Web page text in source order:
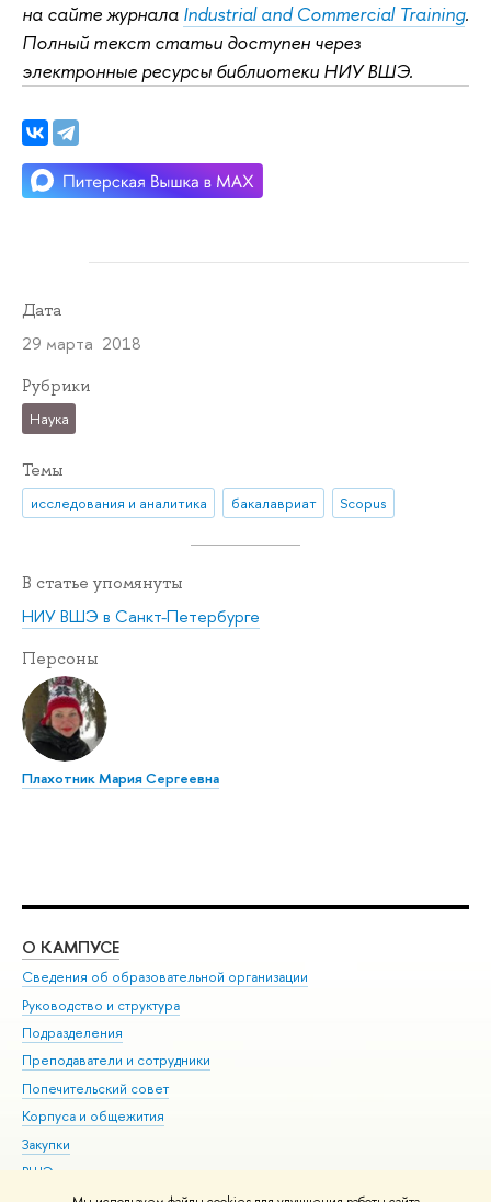
на сайте журнала Industrial and Commercial Training.
Полный текст статьи доступен через
электронные ресурсы библиотеки НИУ ВШЭ.
Дата
29 марта 2018
Рубрики
Наука
Темы
исследования и аналитика бакалавриат Scopus
В статье упомянуты
НИУ ВШЭ в Санкт-Петербурге
Персоны
Плахотник Мария Сергеевна
О КАМПУСЕ
Сведения об образовательной организации
Руководство и структура
Подразделения
Преподаватели и сотрудники
Попечительский совет
Корпуса и общежития
Закупки
ВШЭ для студентов с ограниченными возможностями
здоровья и инвалидностью